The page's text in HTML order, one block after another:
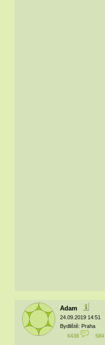
Adam
24.09.2019 14:51
Bydliště: Praha
6438
584